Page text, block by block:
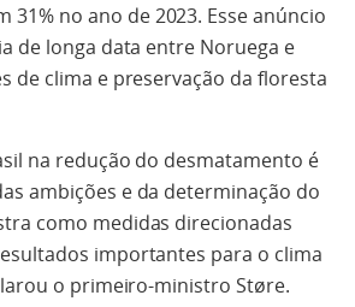
31% no ano de 2023. Esse anúncio
de longa data entre Noruega e
de clima e preservação da floresta
na redução do desmatamento é
ambições e da determinação do
como medidas direcionadas
importantes para o clima
o primeiro-ministro Støre.